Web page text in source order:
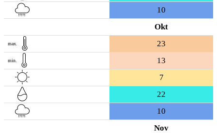
10
Okt
max. 23
min.
13
7
22
10
Nov